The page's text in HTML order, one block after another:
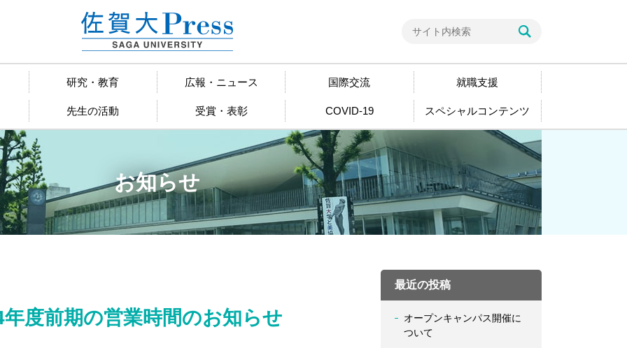
研究・教育 広報・ニュース 国際交流 就職支援
先生の活動 受賞・表彰 COVID-19 スペシャルコンテンツ
お知らせ
度前期の営業時間のお知らせ
最近の投稿
オープンキャンパス開催に
ついて